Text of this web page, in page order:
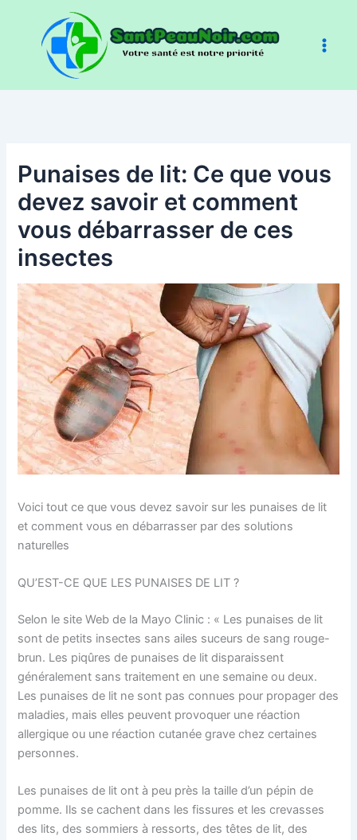
contenu
Punaises de lit: Ce que vous
devez savoir et comment
vous débarrasser de ces
insectes
Voici tout ce que vous devez savoir sur les punaises de lit
et comment vous en débarrasser par des solutions
naturelles
QU’EST-CE QUE LES PUNAISES DE LIT ?
Selon le site Web de la Mayo Clinic : « Les punaises de lit
sont de petits insectes sans ailes suceurs de sang rouge-
brun. Les piqûres de punaises de lit disparaissent
généralement sans traitement en une semaine ou deux.
Les punaises de lit ne sont pas connues pour propager des
maladies, mais elles peuvent provoquer une réaction
allergique ou une réaction cutanée grave chez certaines
personnes.
Les punaises de lit ont à peu près la taille d’un pépin de
pomme. Ils se cachent dans les fissures et les crevasses
des lits, des sommiers à ressorts, des têtes de lit, des